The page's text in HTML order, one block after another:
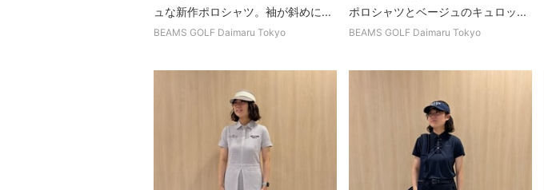
ュな新作ポロシャツ。袖が斜めに...
BEAMS GOLF Daimaru Tokyo
ポロシャツとベージュのキュロッ...
BEAMS GOLF Daimaru Tokyo